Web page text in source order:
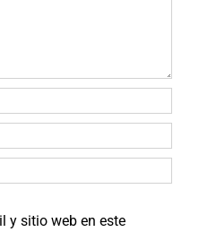
y sitio web en este